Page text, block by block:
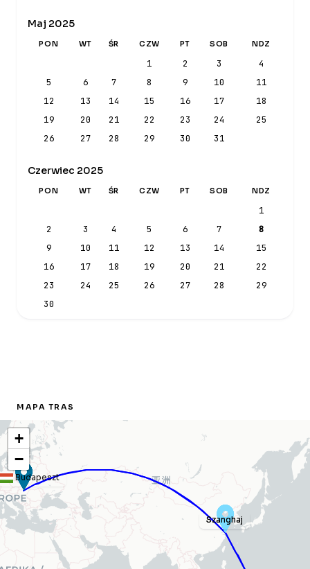
Maj 2025
PON WT ŚR CZW PT SOB NDZ
1 2 3
4
5
6 7 8 9 10
11
12
13 14 15 16 17
18
19
20 21 22 23 24
25
26
27 28 29 30 31
Czerwiec 2025
PON WT ŚR CZW PT SOB NDZ
1
2
3 4 5 6 7
8
9
10 11 12 13 14
15
16
17 18 19 20 21
22
23
24 25 26 27 28
29
30
MAPA TRAS
Budapeszt
Szanghaj
Szanghaj
+
−